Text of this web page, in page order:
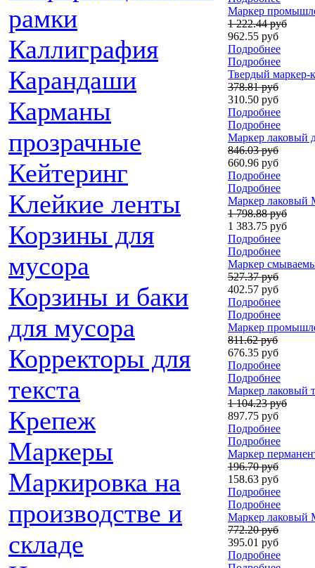
рамки
Каллиграфия
Карандаши
Карманы
прозрачные
Кейтеринг
Клейкие ленты
Корзины для
мусора
Корзины и баки
для мусора
Корректоры для
текста
Крепеж
Маркеры
Маркировка на
производстве и
складе
Маркер
1 222.44 руб
962.55 руб
Подробнее
Подробнее
Твердый маркер-
378.81 руб
310.50 руб
Подробнее
Подробнее
Маркер лаковый
846.03 руб
660.96 руб
Подробнее
Подробнее
Маркер лаковый
1 798.88 руб
1 383.75 руб
Подробнее
Подробнее
Маркер
527.37 руб
402.57 руб
Подробнее
Подробнее
Маркер
811.62 руб
676.35 руб
Подробнее
Подробнее
Маркер лаковый
1 104.23 руб
897.75 руб
Подробнее
Подробнее
Маркер
196.70 руб
158.63 руб
Подробнее
Подробнее
Маркер лаковый
772.20 руб
395.01 руб
Подробнее